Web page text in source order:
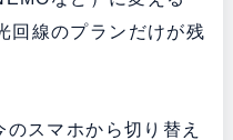
回線のプランだけが残
スマホから切り替え